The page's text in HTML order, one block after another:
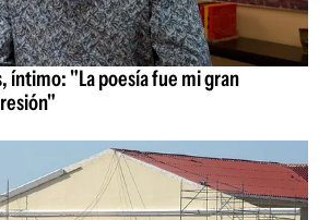
íntimo: "La poesía fue mi gran